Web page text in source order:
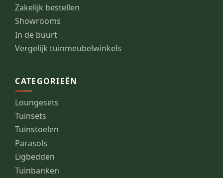
Zakelijk bestellen
Showrooms
In de buurt
Vergelijk tuinmeubelwinkels
CATEGORIEËN
Loungesets
Tuinsets
Tuinstoelen
Parasols
Ligbedden
Tuinbanken